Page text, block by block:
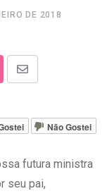
DE 2018
Share
Email
Não Gostei
futura ministra
seu pai,